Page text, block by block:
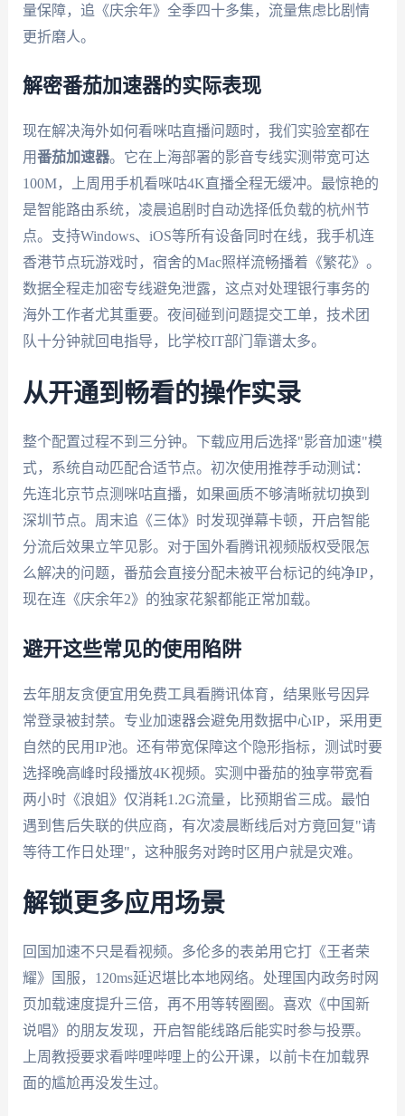
量保障，追《庆余年》全季四十多集，流量焦虑比剧情
更折磨人。
解密番茄加速器的实际表现
现在解决海外如何看咪咕直播问题时，我们实验室都在
用番茄加速器。它在上海部署的影音专线实测带宽可达
100M，上周用手机看咪咕4K直播全程无缓冲。最惊艳的
是智能路由系统，凌晨追剧时自动选择低负载的杭州节
点。支持Windows、iOS等所有设备同时在线，我手机连
香港节点玩游戏时，宿舍的Mac照样流畅播着《繁花》。
数据全程走加密专线避免泄露，这点对处理银行事务的
海外工作者尤其重要。夜间碰到问题提交工单，技术团
队十分钟就回电指导，比学校IT部门靠谱太多。
从开通到畅看的操作实录
整个配置过程不到三分钟。下载应用后选择"影音加速"模
式，系统自动匹配合适节点。初次使用推荐手动测试：
先连北京节点测咪咕直播，如果画质不够清晰就切换到
深圳节点。周末追《三体》时发现弹幕卡顿，开启智能
分流后效果立竿见影。对于国外看腾讯视频版权受限怎
么解决的问题，番茄会直接分配未被平台标记的纯净IP，
现在连《庆余年2》的独家花絮都能正常加载。
避开这些常见的使用陷阱
去年朋友贪便宜用免费工具看腾讯体育，结果账号因异
常登录被封禁。专业加速器会避免用数据中心IP，采用更
自然的民用IP池。还有带宽保障这个隐形指标，测试时要
选择晚高峰时段播放4K视频。实测中番茄的独享带宽看
两小时《浪姐》仅消耗1.2G流量，比预期省三成。最怕
遇到售后失联的供应商，有次凌晨断线后对方竟回复"请
等待工作日处理"，这种服务对跨时区用户就是灾难。
解锁更多应用场景
回国加速不只是看视频。多伦多的表弟用它打《王者荣
耀》国服，120ms延迟堪比本地网络。处理国内政务时网
页加载速度提升三倍，再不用等转圈圈。喜欢《中国新
说唱》的朋友发现，开启智能线路后能实时参与投票。
上周教授要求看哔哩哔哩上的公开课，以前卡在加载界
面的尴尬再没发生过。